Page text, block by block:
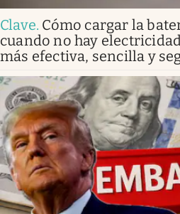
Clave. Cómo cargar la
cuando no hay
más efectiva, sencilla y